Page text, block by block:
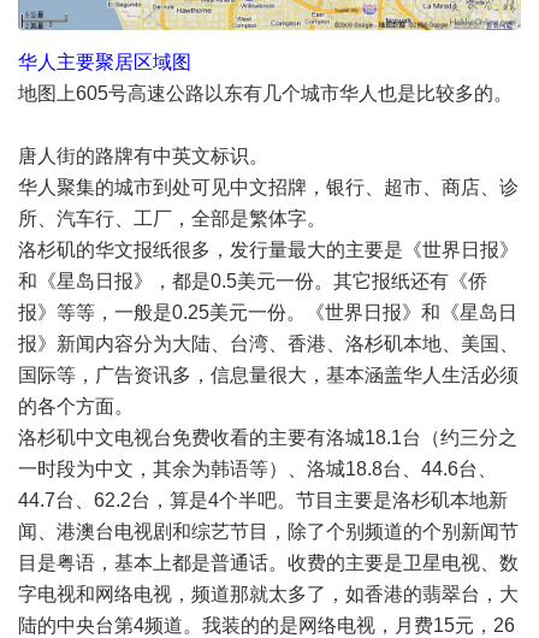
华人主要聚居区域图
地图上605号高速公路以东有几个城市华人也是比较多的。
唐人街的路牌有中英文标识。
华人聚集的城市到处可见中文招牌，银行、超市、商店、诊
所、汽车行、工厂，全部是繁体字。
洛杉矶的华文报纸很多，发行量最大的主要是《世界日报》
和《星岛日报》，都是0.5美元一份。其它报纸还有《侨
报》等等，一般是0.25美元一份。《世界日报》和《星岛日
报》新闻内容分为大陆、台湾、香港、洛杉矶本地、美国、
国际等，广告资讯多，信息量很大，基本涵盖华人生活必须
的各个方面。
洛杉矶中文电视台免费收看的主要有洛城18.1台（约三分之
一时段为中文，其余为韩语等）、洛城18.8台、44.6台、
44.7台、62.2台，算是4个半吧。节目主要是洛杉矶本地新
闻、港澳台电视剧和综艺节目，除了个别频道的个别新闻节
目是粤语，基本上都是普通话。收费的主要是卫星电视、数
字电视和网络电视，频道那就太多了，如香港的翡翠台，大
陆的中央台第4频道。我装的的是网络电视，月费15元，26